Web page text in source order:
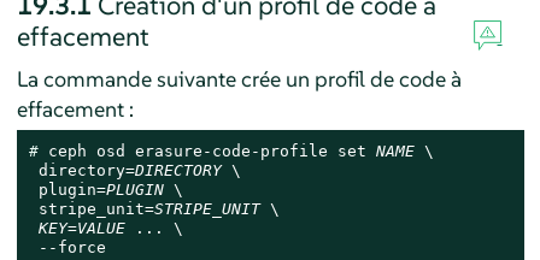
effacement
La commande suivante crée un profil de code à
effacement :
# ceph osd erasure-code-profile set NAME \
directory=DIRECTORY \
plugin=PLUGIN \
stripe_unit=STRIPE_UNIT \
KEY=VALUE ... \
--force